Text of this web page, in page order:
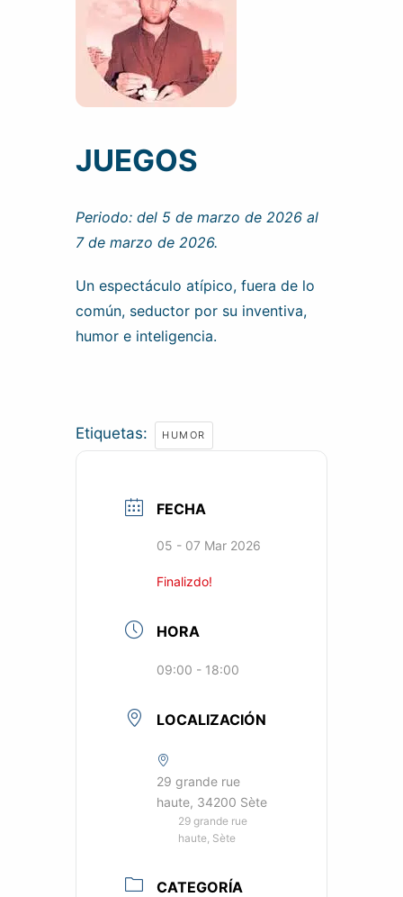
JUEGOS
Periodo: del 5 de marzo de 2026 al
7 de marzo de 2026.
Un espectáculo atípico, fuera de lo
común, seductor por su inventiva,
humor e inteligencia.
Etiquetas: HUMOR
FECHA
05 - 07 Mar 2026
Finalizdo!
HORA
09:00 - 18:00
LOCALIZACIÓN
29 grande rue
haute, 34200 Sète
29 grande rue
haute, Sète
CATEGORÍA